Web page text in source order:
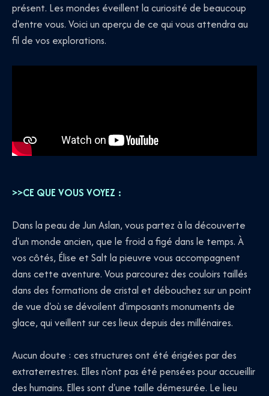
présent. Les mondes éveillent la curiosité de beaucoup
d'entre vous. Voici un aperçu de ce qui vous attendra au
fil de vos explorations.
>>CE QUE VOUS VOYEZ :
Dans la peau de Jun Aslan, vous partez à la découverte
d'un monde ancien, que le froid a figé dans le temps. À
vos côtés, Élise et Salt la pieuvre vous accompagnent
dans cette aventure. Vous parcourez des couloirs taillés
dans des formations de cristal et débouchez sur un point
de vue d'où se dévoilent d'imposants monuments de
glace, qui veillent sur ces lieux depuis des millénaires.
Aucun doute : ces structures ont été érigées par des
extraterrestres. Elles n'ont pas été pensées pour accueillir
des humains. Elles sont d'une taille démesurée. Le lieu